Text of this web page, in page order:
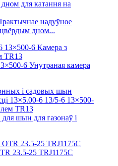
надуўное
дном...
6 Унутраная камера
шын для газонаў і
23.5-25 TRJ1175C